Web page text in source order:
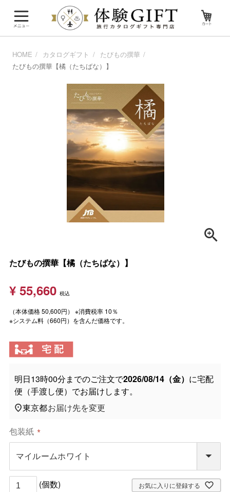
HOME カタログギフト
たびもの撰華
たびもの撰華【橘（たちばな）】
たびもの撰華【橘（たちばな）】
¥ 55,660 税込
（本体価格 50,600円） ※消費税率 10％
※システム料（660円）を含んだ価格です。
明日13時00分までのご注文で2026/08/14（金） に宅配
便（手渡し便） でお届けします。
東京都お届け先を変更
包装紙
(
必
須
)
お気に入りに登録する